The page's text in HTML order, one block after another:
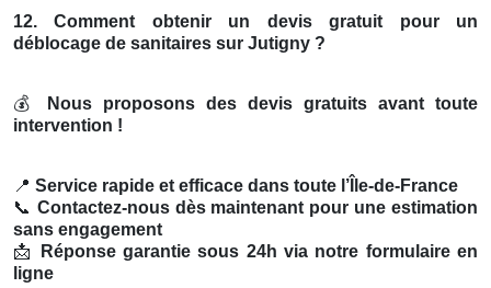
12. Comment obtenir un devis gratuit pour un
déblocage de sanitaires sur Jutigny ?
💰
Nous proposons des devis gratuits avant toute
intervention !
📍 Service rapide et efficace dans toute l’Île-de-France
📞 Contactez-nous dès maintenant pour une estimation
sans engagement
📩
Réponse garantie sous 24h via notre formulaire en
ligne